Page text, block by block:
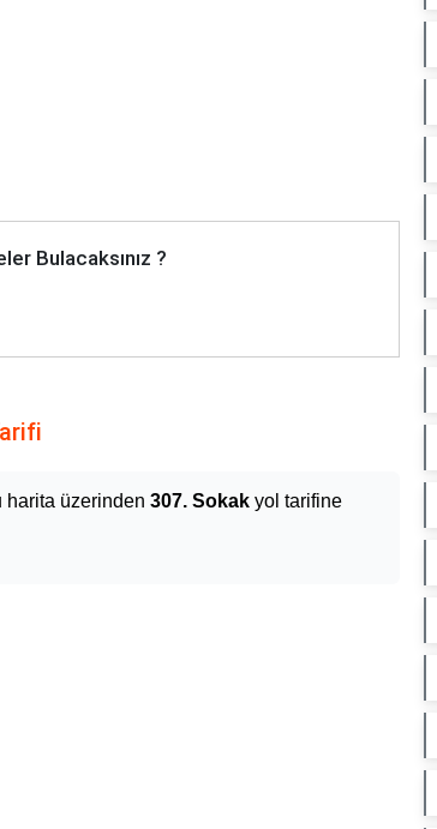
Bulacaksınız ?
harita üzerinden 307. Sokak yol tarifine